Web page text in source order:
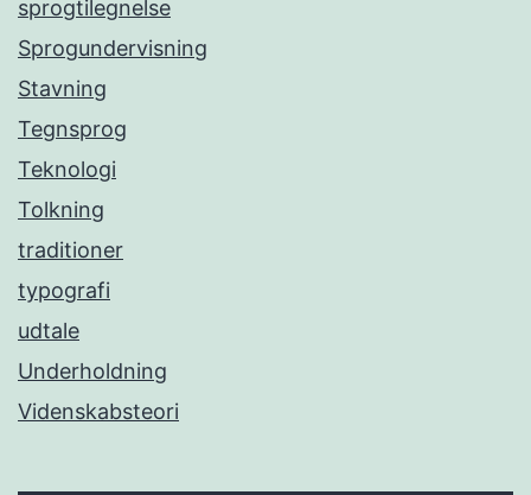
sprogtilegnelse
Sprogundervisning
Stavning
Tegnsprog
Teknologi
Tolkning
traditioner
typografi
udtale
Underholdning
Videnskabsteori